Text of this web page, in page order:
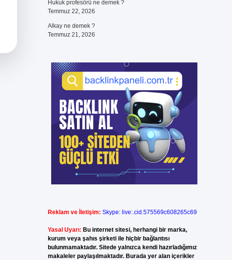
Hukuk profesörü ne demek ?
Temmuz 22, 2026
Alkay ne demek ?
Temmuz 21, 2026
Reklam ve İletişim: Skype: live:.cid.575569c608265c69
Yasal Uyarı: Bu internet sitesi, herhangi bir marka,
kurum veya şahıs şirketi ile hiçbir bağlantısı
bulunmamaktadır. Sitede yalnızca kendi hazırladığımız
makaleler paylaşılmaktadır. Burada yer alan içerikler